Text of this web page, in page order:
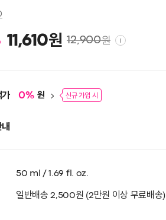
11,610원 12,900원 i
0% 원 신규 가입 시
50 ml / 1.69 fl. oz.
일반배송 2,500원 (2만원 이상 무료배송)